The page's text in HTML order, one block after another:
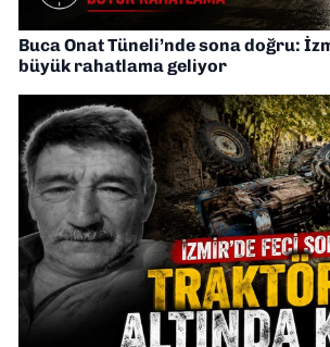
Buca Onat Tüneli’nde sona doğru:
büyük rahatlama geliyor